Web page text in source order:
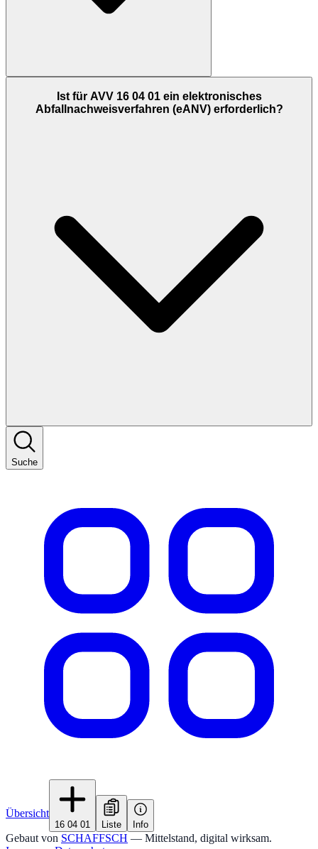
Ist für AVV 16 04 01 ein elektronisches
Abfallnachweisverfahren (eANV) erforderlich?
Suche
Übersicht
16 04 01 Liste Info
Gebaut von SCHAFFSCH — Mittelstand, digital wirksam.